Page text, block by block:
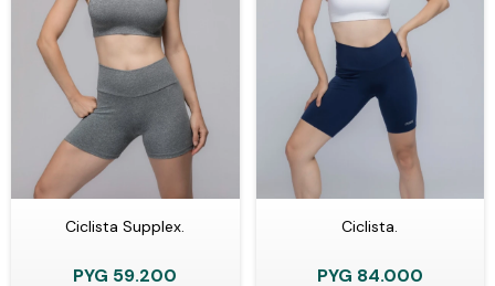
Ciclista Supplex.
PYG 59.200
Ciclista.
PYG 84.000